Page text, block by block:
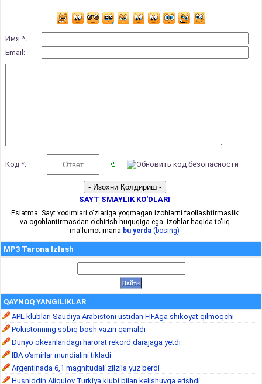
Имя *:
Email:
Код *:
SAYT SMAYLIK KO'DLARI
Eslatma: Sayt xodimlari o'zlariga yoqmagan izohlarni faollashtirmaslik
va ogohlantirmasdan o'chirish huquqiga ega. Izohlar haqida to'liq
ma'lumot mana bu yerda (bosing)
MP3 Tarona Izlash
QAYNOQ YANGILIKLAR
APL klublari Saudiya Arabistoni ustidan FIFAga shikoyat qilmoqchi
Pokistonning sobiq bosh vaziri qamaldi
Dunyo okeanlaridagi harorat rekord darajaga yetdi
IBA o‘smirlar mundialini tikladi
Argentinada 6,1 magnitudali zilzila yuz berdi
Husniddin Aliqulov Turkiya klubi bilan kelishuvga erishdi